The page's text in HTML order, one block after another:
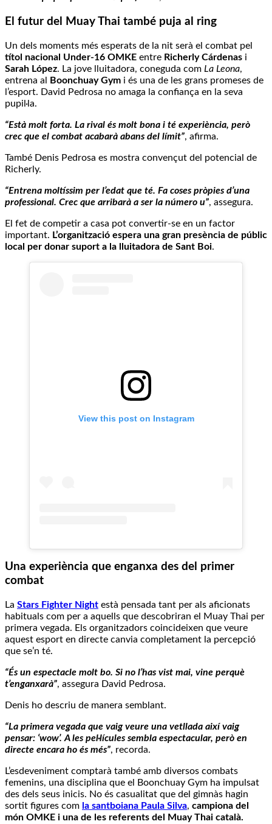
El futur del Muay Thai també puja al ring
Un dels moments més esperats de la nit serà el combat pel
títol nacional Under-16 OMKE entre Richerly Cárdenas i
Sarah López. La jove lluitadora, coneguda com La Leona,
entrena al
Boonchuay Gym i és una de les grans promeses de
l’esport. David Pedrosa no amaga la confiança en la seva
pupil·la.
“Està molt forta. La rival és molt bona i té experiència, però
crec que el combat acabarà abans del límit”, afirma.
També Denis Pedrosa es mostra convençut del potencial de
Richerly.
“Entrena moltíssim per l’edat que té. Fa coses pròpies d’una
professional. Crec que arribarà a ser la número u”, assegura.
El fet de competir a casa pot convertir-se en un factor
important. L’organització espera una gran presència de públic
local per donar suport a la lluitadora de Sant Boi.
View this post on Instagram
Una experiència que enganxa des del primer
combat
La Stars Fighter Night està pensada tant per als aficionats
habituals com per a aquells que descobriran el Muay Thai per
primera vegada. Els organitzadors coincideixen que veure
aquest esport en directe canvia completament la percepció
que se’n té.
“És un espectacle molt bo. Si no l’has vist mai, vine perquè
t’enganxarà”, assegura David Pedrosa.
Denis ho descriu de manera semblant.
“La primera vegada que vaig veure una vetllada així vaig
pensar: ‘wow’. A les pel·lícules sembla espectacular, però en
directe encara ho és més”, recorda.
L’esdeveniment comptarà també amb diversos combats
femenins, una disciplina que el Boonchuay Gym ha impulsat
des dels seus inicis. No és casualitat que del gimnàs hagin
sortit figures com la santboiana Paula Silva, campiona del
món OMKE i una de les referents del Muay Thai català.